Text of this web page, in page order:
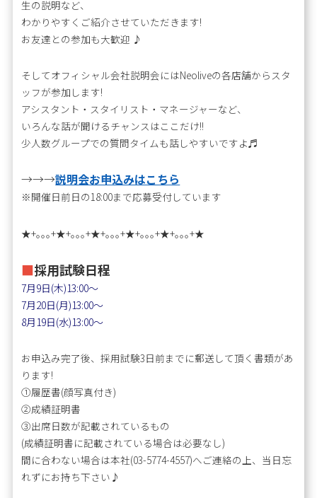
生の説明など、
わかりやすくご紹介させていただきます!
お友達との参加も大歓迎 ♪
そしてオフィシャル会社説明会にはNeoliveの各店舗からスタ
ッフが参加します!
アシスタント・スタイリスト・マネージャーなど、
いろんな話が聞けるチャンスはここだけ!!
少人数グループでの質問タイムも話しやすいですよ♬
→→→説明会お申込みはこちら
※開催日前日の18:00まで応募受付しています
★+｡｡｡+★+｡｡｡+★+｡｡｡+★+｡｡｡+★+｡｡｡+★
■採用試験日程
7月9日(木)13:00～
7月20日(月)13:00～
8月19日(水)13:00～
お申込み完了後、採用試験3日前までに郵送して頂く書類があ
ります!
①履歴書(顔写真付き)
②成績証明書
③出席日数が記載されているもの
(成績証明書に記載されている場合は必要なし)
間に合わない場合は本社(03-5774-4557)へご連絡の上、当日忘
れずにお持ち下さい♪